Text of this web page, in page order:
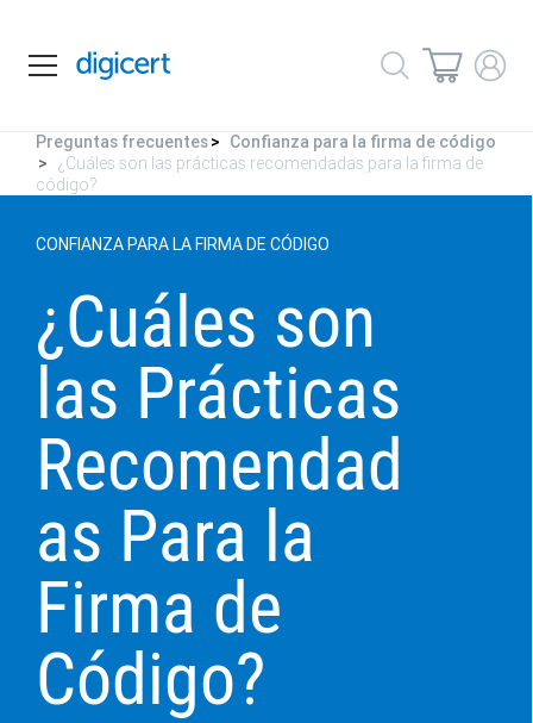
Preguntas frecuentes
Confianza para la firma de código
¿Cuáles son las prácticas recomendadas para la firma de
código?
CONFIANZA PARA LA FIRMA DE CÓDIGO
¿Cuáles son
las Prácticas
Recomendad
as Para la
Firma de
Código?